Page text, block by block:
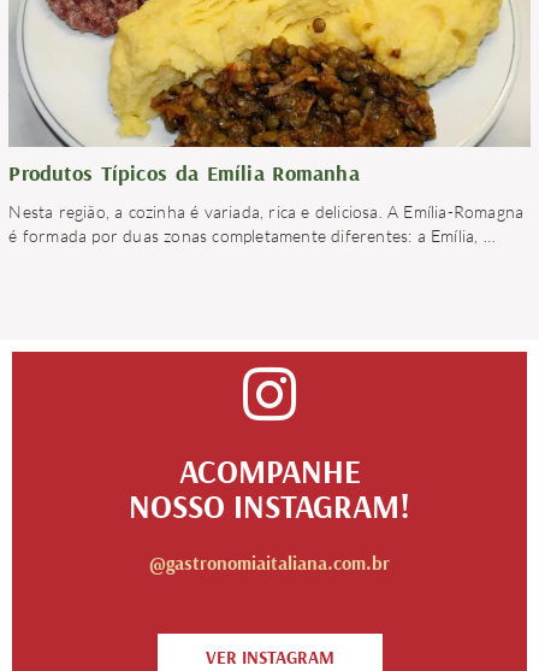
Produtos Típicos da Emília Romanha
Nesta região, a cozinha é variada, rica e deliciosa. A Emília-Romagna
é formada por duas zonas completamente diferentes: a Emília,
ACOMPANHE
NOSSO INSTAGRAM!
@gastronomiaitaliana.com.br
VER INSTAGRAM